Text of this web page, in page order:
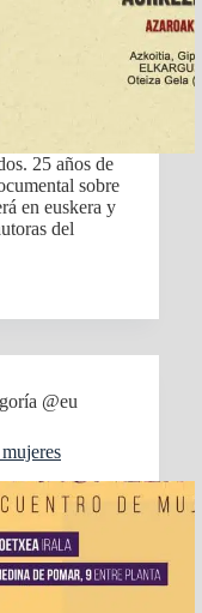
25 años de
sobre
en euskera y
del
@eu